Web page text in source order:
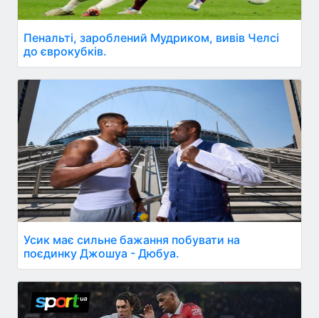
Пенальті, зароблений Мудриком, вивів Челсі
до єврокубків.
Усик має сильне бажання побувати на
поєдинку Джошуа - Дюбуа.